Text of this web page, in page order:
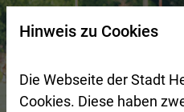
Zur Startseite (Schnelltaste 0)
Zum Seitenanfang springen
Zur Navigation/Menü springen
Zur Suche springen
Zum Inhalt springen
Zum Fußbereich springen
Hinweis zu Cookies
Die Webseite der Stadt
Cookies. Diese haben